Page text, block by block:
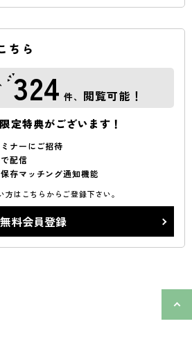
ちら
324 件、 閲覧可能！
定特典がございます！
ナーにご招待
配信
存マッチング通知機能
はこちらからご登録下さい。
無料会員登録